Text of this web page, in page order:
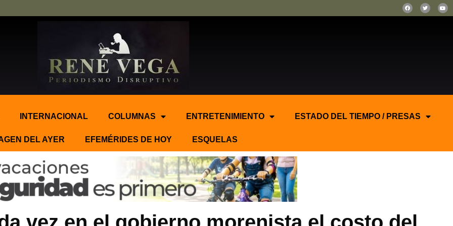
INTERNACIONAL COLUMNAS ENTRETENIMIENTO ESTADO DEL TIEMPO / PRESAS
DEL AYER EFEMÉRIDES DE HOY ESQUELAS